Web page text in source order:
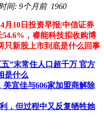
间: 9个月前 1960
4月10日投资早报|中信证券
，睿能科技拟收购博
只新股上市到底是什么回事
”末常住人口超千万 官方
是什么
美宜佳与606家加盟商解除
，但过程中又反复牺牲她